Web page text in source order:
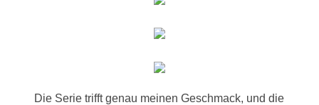
Die Serie trifft genau meinen Geschmack, und die